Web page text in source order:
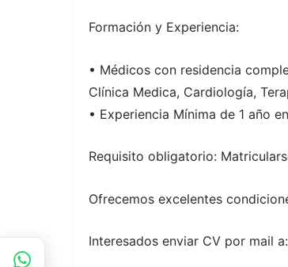
Formación y Experiencia:
• Médicos con residencia
Clínica Medica, Cardiología,
• Experiencia Mínima de 1 año
Requisito obligatorio:
Ofrecemos excelentes
Interesados enviar CV por mail